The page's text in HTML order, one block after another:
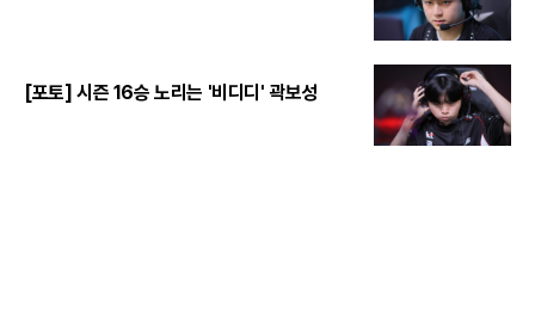
[포토] 시즌 16승 노리는 '비디디' 곽보성